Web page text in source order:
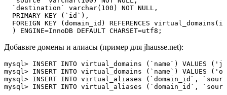
  `destination` varchar(100) NOT NULL,
  PRIMARY KEY (`id`),
FOREIGN KEY (domain_id) REFERENCES
  ) ENGINE=InnoDB DEFAULT CHARSET=utf8;
Добавьте домены и алиасы (пример для jhausse.net):
mysql> INSERT INTO virtual_domains (`name`) VALUES
mysql> INSERT INTO virtual_domains (`name`) VALUES
mysql> INSERT INTO virtual_aliases (`domain_id`,
mysql> INSERT INTO virtual_aliases (`domain_id`,